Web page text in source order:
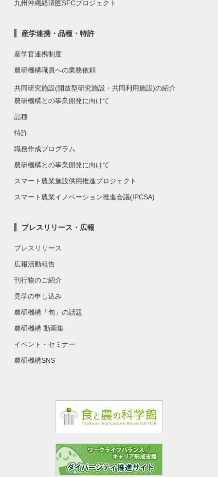
九州沖縄経済圏SFCプロジェクト
産学連携・品種・特許
産学官連携制度
農研機構職員への業務依頼
共同研究施設(開放型研究施設・共同利用施設)の紹介
農研機構との事業開発に向けて
品種
特許
職務作成プログラム
農研機構との事業開発に向けて
スマート農業施設供用推進プロジェクト
スマート農業イノベーション推進会議(IPCSA)
プレスリリース・広報
プレスリリース
広報活動報告
刊行物のご紹介
見学の申し込み
農研機構「旬」の話題
農研機構 動画集
イベント・セミナー
農研機構SNS